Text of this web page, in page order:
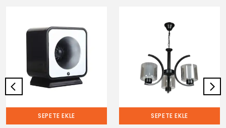
SEPETE EKLE SEPETE EKLE